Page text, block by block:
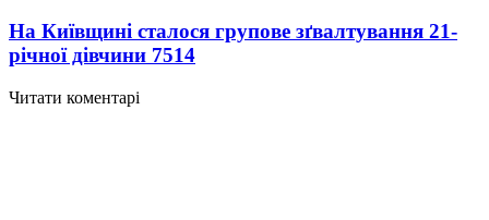
На Київщині сталося групове зґвалтування 21-
річної дівчини 7514
Читати коментарі